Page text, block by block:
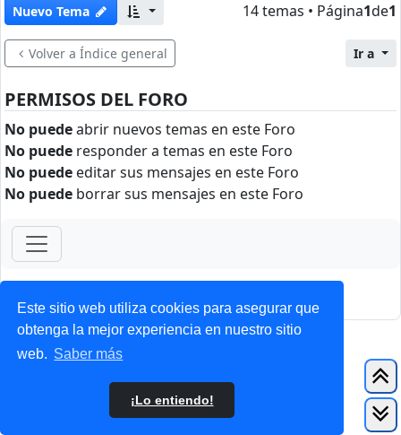
Este sitio web utiliza cookies para asegurar que
obtenga la mejor experiencia en nuestro sitio
web. Saber más
¡Lo entiendo!
Nuevo Tema
Nuevo Tema 14 temas • Página1de1
Volver a Índice general Ir a
PERMISOS DEL FORO
No puedeabrir nuevos temas en este Foro
No puede responder a temas en este Foro
No puede editar sus mensajes en este Foro
No puede borrar sus mensajes en este Foro
ForoClub 2025
Privacidad| Condiciones